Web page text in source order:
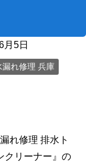
月5日
漏れ修理 兵庫
れ修理 排水ト
クリーナー』の